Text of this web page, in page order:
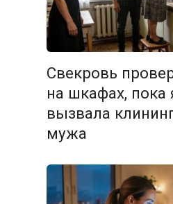
Свекровь
на шкафах, пока
вызвала
мужа